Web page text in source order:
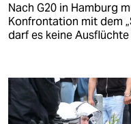
Nach G20 in Hamburg
Konfrontation mit dem
darf es keine